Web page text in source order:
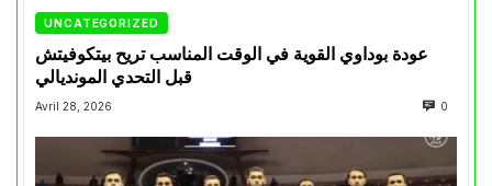
UNCATEGORIZED
عودة بوداوي القوية في الوقت المناسب تريح بيتكوفيتش
قبل التحدي المونديالي
Avril 28, 2026 0